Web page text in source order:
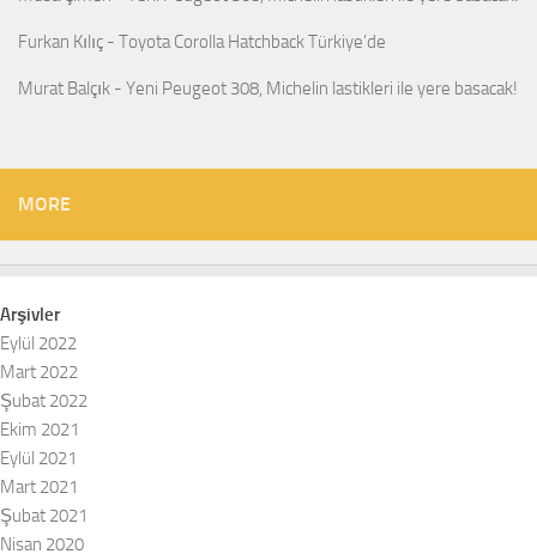
Furkan Kılıç - Toyota Corolla Hatchback Türkiye’de
Murat Balçık - Yeni Peugeot 308, Michelin lastikleri ile yere basacak!
MORE
Arşivler
Eylül 2022
Mart 2022
Şubat 2022
Ekim 2021
Eylül 2021
Mart 2021
Şubat 2021
Nisan 2020